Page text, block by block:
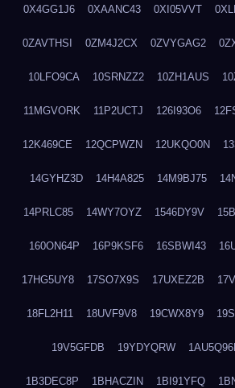
0X4GG1J6 0XAANC43 0XI05VVT
0ZAVTHSI 0ZM4J2CX 0ZVYGAG2
10LFO9CA 10SRNZZ2 10ZH1AUS
11MGVORK 11P2UCTJ 126I93O6
12K469CE 12QCPWZN 12UKQO0N
14GYHZ3D 14H4A825 14M9BJ75
14PRLC85 14WY7OYZ 1546DY9V
160ON64P 16P9KSF6 16SBWI43
17HG5UY8 17SO7X9S 17UXEZ2B
18FL2H11 18UVF9V8 19CWX8Y9
19V5GFDB 19YDYQRW
1B3DEC8P 1BHACZIN 1BI91YFQ